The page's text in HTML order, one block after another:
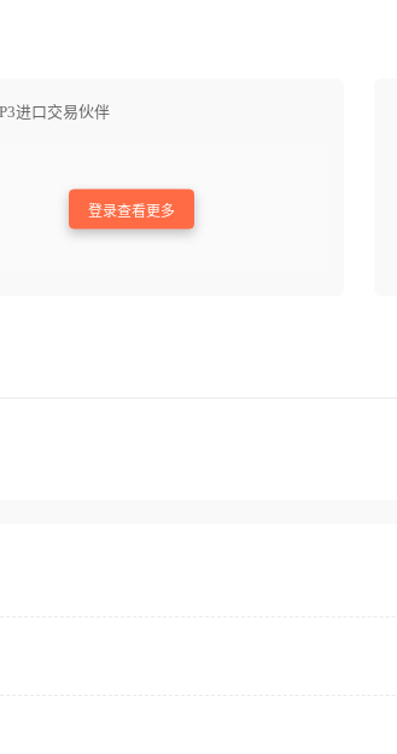
进口交易伙伴
登录查看更多